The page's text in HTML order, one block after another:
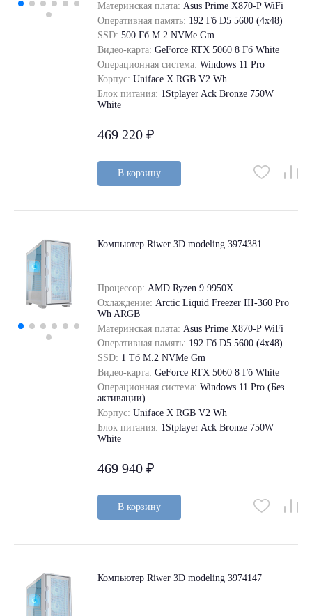
Материнская плата: Asus Prime X870-P WiFi
Оперативная память: 192 Гб D5 5600 (4х48)
SSD: 500 Гб M.2 NVMe Gm
Видео-карта: GeForce RTX 5060 8 Гб White
Операционная система: Windows 11 Pro
Корпус: Uniface X RGB V2 Wh
Блок питания: 1Stplayer Ack Bronze 750W
White
469 220 ₽
В корзину
Компьютер Riwer 3D modeling 3974381
Процессор: AMD Ryzen 9 9950X
Охлаждение: Arctic Liquid Freezer III-360 Pro
Wh ARGB
Материнская плата: Asus Prime X870-P WiFi
Оперативная память: 192 Гб D5 5600 (4х48)
SSD: 1 Tб M.2 NVMe Gm
Видео-карта: GeForce RTX 5060 8 Гб White
Операционная система: Windows 11 Pro (Без
активации)
Корпус: Uniface X RGB V2 Wh
Блок питания: 1Stplayer Ack Bronze 750W
White
469 940 ₽
В корзину
Компьютер Riwer 3D modeling 3974147